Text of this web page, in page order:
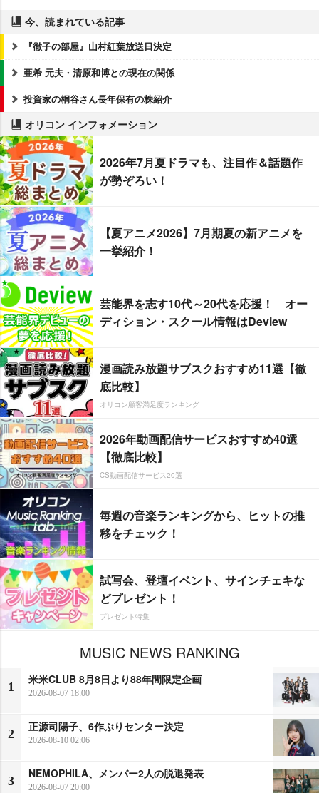
今、読まれている記事
『徹子の部屋』山村紅葉放送日決定
亜希 元夫・清原和博との現在の関係
投資家の桐谷さん長年保有の株紹介
オリコン インフォメーション
2026年7月夏ドラマも、注目作＆話題作
が勢ぞろい！
【夏アニメ2026】7月期夏の新アニメを
一挙紹介！
芸能界を志す10代～20代を応援！ オー
ディション・スクール情報はDeview
漫画読み放題サブスクおすすめ11選【徹
底比較】
オリコン顧客満足度ランキング
2026年動画配信サービスおすすめ40選
【徹底比較】
CS動画配信サービス20選
毎週の音楽ランキングから、ヒットの推
移をチェック！
試写会、登壇イベント、サインチェキな
どプレゼント！
プレゼント特集
MUSIC NEWS RANKING
1
米米CLUB 8月8日より88年間限定企画
2026-08-07 18:00
2
正源司陽子、6作ぶりセンター決定
2026-08-10 02:06
3
NEMOPHILA、メンバー2人の脱退発表
2026-08-07 20:00